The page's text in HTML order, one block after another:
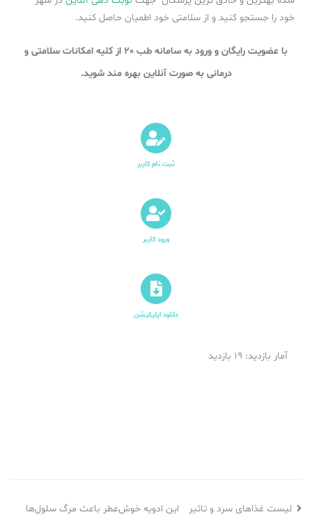
خود را جستجو کنید و از سلامتی خود اطمیان حاصل کنید.
با عضویت رایگان و ورود به سامانه طب 20 از کلیه امکانات سلامتی و
درمانی به صورت آنلاین بهره مند شوید.
ثبت نام کاربر
ورود کاربر
دانلود اپلیکیشن
آمار بازدید: 19 بازدید
لیست غذاهای سرد و تاثیر
این ادویه خوش‌عطر باعث مرگ سلول‌ها